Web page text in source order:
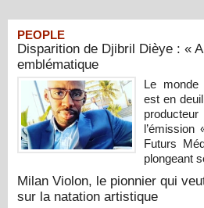
PEOPLE
Disparition de Djibril Dièye : «
emblématique
Le monde
est en
Futurs
plongeant
Milan Violon, le pionnier qui
sur la natation artistique